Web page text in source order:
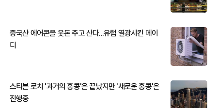
중국산 에어콘을 웃돈 주고 산다...유럽 열광시킨 메이
디
스티븐 로치 '과거의 홍콩'은 끝났지만 '새로운 홍콩'은
진행중